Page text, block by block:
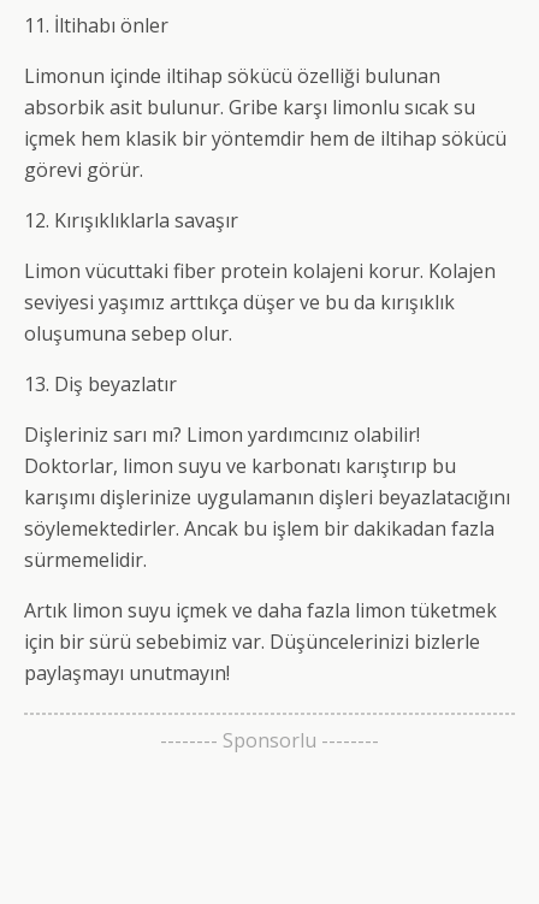
11. İltihabı önler
Limonun içinde iltihap sökücü özelliği bulunan
absorbik asit bulunur. Gribe karşı limonlu sıcak su
içmek hem klasik bir yöntemdir hem de iltihap sökücü
görevi görür.
12. Kırışıklıklarla savaşır
Limon vücuttaki fiber protein kolajeni korur. Kolajen
seviyesi yaşımız arttıkça düşer ve bu da kırışıklık
oluşumuna sebep olur.
13. Diş beyazlatır
Dişleriniz sarı mı? Limon yardımcınız olabilir!
Doktorlar, limon suyu ve karbonatı karıştırıp bu
karışımı dişlerinize uygulamanın dişleri beyazlatacığını
söylemektedirler. Ancak bu işlem bir dakikadan fazla
sürmemelidir.
Artık limon suyu içmek ve daha fazla limon tüketmek
için bir sürü sebebimiz var. Düşüncelerinizi bizlerle
paylaşmayı unutmayın!
-------- Sponsorlu --------